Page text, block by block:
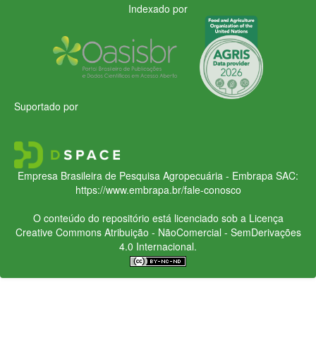
Indexado por
Suportado por
Empresa Brasileira de Pesquisa Agropecuária - Embrapa SAC:
https://www.embrapa.br/fale-conosco
O conteúdo do repositório está licenciado sob a Licença
Creative CommonsAtribuição - NãoComercial - SemDerivações
4.0 Internacional.